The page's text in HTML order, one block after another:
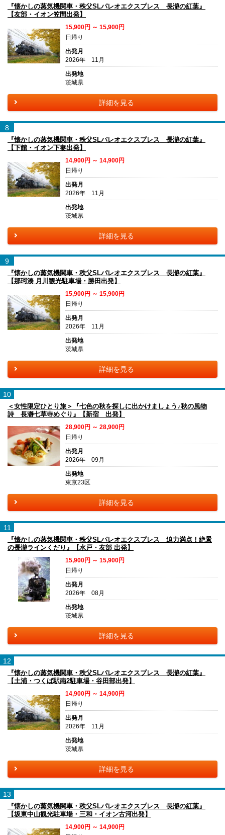
『懐かしの蒸気機関車・秩父SLパレオエクスプレス 長瀞の紅葉』
【友部・イオン笠間出発】
15,900円 ～ 15,900円
日帰り
出発月
2026年 11月
出発地
茨城県
詳細を見る
8
『懐かしの蒸気機関車・秩父SLパレオエクスプレス 長瀞の紅葉』
【下館・イオン下妻出発】
14,900円 ～ 14,900円
日帰り
出発月
2026年 11月
出発地
茨城県
詳細を見る
9
『懐かしの蒸気機関車・秩父SLパレオエクスプレス 長瀞の紅葉』
【那珂湊 月川観光駐車場・勝田出発】
15,900円 ～ 15,900円
日帰り
出発月
2026年 11月
出発地
茨城県
詳細を見る
10
＜女性限定ひとり旅＞『七色の秋を探しに出かけましょう♪秋の風物
詩 長瀞七草寺めぐり』【新宿 出発】
28,900円 ～ 28,900円
日帰り
出発月
2026年 09月
出発地
東京23区
詳細を見る
11
『懐かしの蒸気機関車・秩父SLパレオエクスプレス 迫力満点！絶景
の長瀞ラインくだり』【水戸・友部 出発】
15,900円 ～ 15,900円
日帰り
出発月
2026年 08月
出発地
茨城県
詳細を見る
12
『懐かしの蒸気機関車・秩父SLパレオエクスプレス 長瀞の紅葉』
【土浦・つくば駅南2駐車場・谷田部出発】
14,900円 ～ 14,900円
日帰り
出発月
2026年 11月
出発地
茨城県
詳細を見る
13
『懐かしの蒸気機関車・秩父SLパレオエクスプレス 長瀞の紅葉』
【坂東中山観光駐車場・三和・イオン古河出発】
14,900円 ～ 14,900円